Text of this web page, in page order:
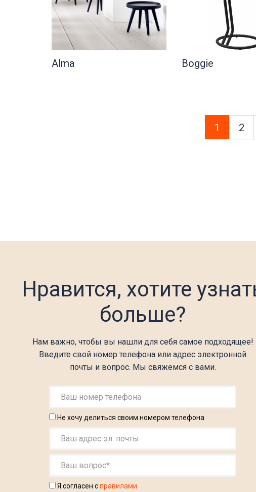
Alma Boggie
1 2
Нравится, хотите
больше?
Нам важно, чтобы вы нашли для себя самое подходящее!
Введите свой номер телефона или адрес электронной
почты и вопрос. Мы свяжемся с вами.
Не хочу делиться своим номером телефона
Я согласен справилами